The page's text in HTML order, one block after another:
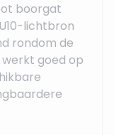
boorgat
lichtbron
rondom de
goed op